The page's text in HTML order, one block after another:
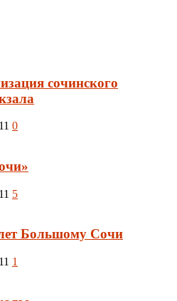
сочинского
0
5
Большому Сочи
1